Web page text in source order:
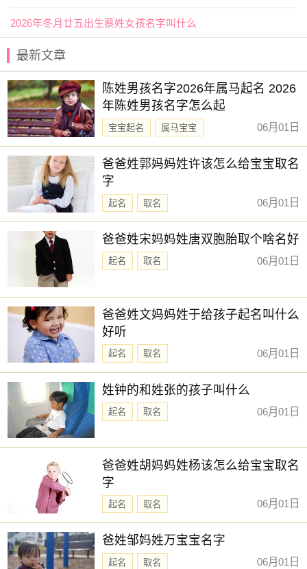
2026年冬月廿五出生蔡姓女孩名字叫什么
最新文章
陈姓男孩名字2026年属马起名 2026
年陈姓男孩名字怎么起
宝宝起名
属马宝宝
新生儿取名
06月01日
爸爸姓郭妈妈姓许该怎么给宝宝取名
字
起名 取名 06月01日
爸爸姓宋妈妈姓唐双胞胎取个啥名好
起名 取名 06月01日
爸爸姓文妈妈姓于给孩子起名叫什么
好听
起名 取名 06月01日
姓钟的和姓张的孩子叫什么
起名 取名 06月01日
爸爸姓胡妈妈姓杨该怎么给宝宝取名
字
起名 取名 06月01日
爸姓邹妈姓万宝宝名字
起名 取名 06月01日